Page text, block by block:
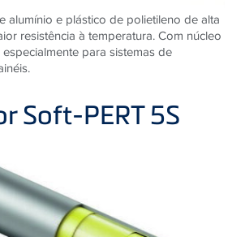
alumínio e plástico de polietileno de alta
resistência à temperatura. Com núcleo
para sistemas de
Soft-PERT 5S